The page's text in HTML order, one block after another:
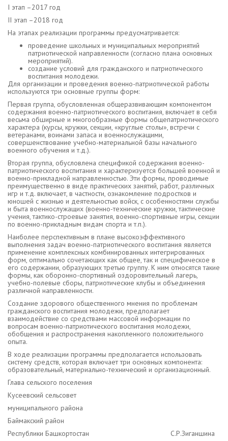
I этап –2017 год
II этап –2018 год
На этапах реализации программы предусматривается:
проведение школьных и муниципальных мероприятий
патриотической направленности (согласно плана основных
мероприятий).
создание условий для гражданского и патриотического
воспитания молодежи.
Для организации и проведения военно-патриотической работы
используются три основные группы форм:
Первая группа, обусловленная общеразвивающим компонентом
содержания военно-патриотического воспитания, включает в себя
весьма обширные и многообразные формы общепатриотического
характера (курсы, кружки, секции, «круглые столы», встречи с
ветеранами, воинами запаса и военнослужащими,
совершенствование учебно-материальной базы начального
военного обучения и т.д.).
Вторая группа, обусловлена спецификой содержания военно-
патриотического воспитания и характеризуется большей военной и
военно-прикладной направленностью. Эти формы, проводимые
преимущественно в виде практических занятий, работ, различных
игр и т.д. включает, в частности, ознакомление подростков и
юношей с жизнью и деятельностью войск, с особенностями службы
и быта военнослужащих (военно-технические кружки, тактические
учения, тактико-строевые занятия, военно-спортивные игры, секции
по военно-прикладным видам спорта и т.п.).
Наиболее перспективным в плане высокоэффективного
выполнения задач военно-патриотического воспитания является
применение комплексных комбинированных интегрированных
форм, оптимально сочетающих как общее, так и специфическое в
его содержании, образующих третью группу. К ним относятся такие
формы, как оборонно-спортивный оздоровительный лагерь,
учебно-полевые сборы, патриотические клубы и объединения
различной направленности.
Создание здорового общественного мнения по проблемам
гражданского воспитания молодежи, предполагает
взаимодействие со средствами массовой информации по
вопросам военно-патриотического воспитания молодежи,
обобщения и распространения накопленного положительного
опыта.
В ходе реализации программы предполагается использовать
систему средств, которая включает три основных компонента:
образовательный, материально-технический и организационный.
Глава сельского поселения
Кусеевский сельсовет
муниципального района
Баймакский район
Республики Башкортостан С.Р.Зиганшина